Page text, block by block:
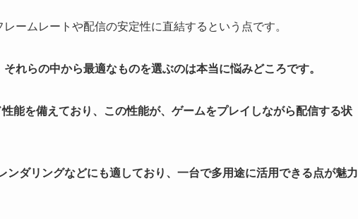
ームレートや配信の安定性に直結するという点です。
れらの中から最適なものを選ぶのは本当に悩みどころです。
能を備えており、この性能が、ゲームをプレイしながら配信する状
ダリングなどにも適しており、一台で多用途に活用できる点が魅力